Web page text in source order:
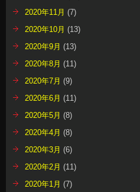
2020年11月 (7)
2020年10月 (13)
2020年9月 (13)
2020年8月 (11)
2020年7月 (9)
2020年6月 (11)
2020年5月 (8)
2020年4月 (8)
2020年3月 (6)
2020年2月 (11)
2020年1月 (7)